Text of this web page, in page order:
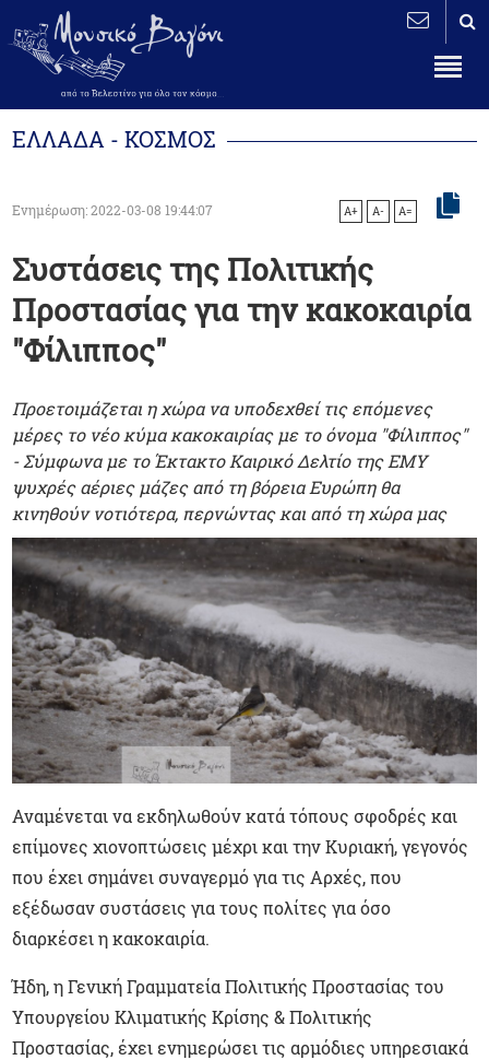
ΕΛΛΑΔΑ - ΚΟΣΜΟΣ
Ενημέρωση: 2022-03-08 19:44:07 A+ A- A=
Συστάσεις της Πολιτικής
Προστασίας για την κακοκαιρία
"Φίλιππος"
Προετοιμάζεται η χώρα να υποδεχθεί τις επόμενες
μέρες το νέο κύμα κακοκαιρίας με το όνομα "Φίλιππος"
- Σύμφωνα με το Έκτακτο Καιρικό Δελτίο της ΕΜΥ
ψυχρές αέριες μάζες από τη βόρεια Ευρώπη θα
κινηθούν νοτιότερα, περνώντας και από τη χώρα μας
Αναμένεται να εκδηλωθούν κατά τόπους σφοδρές και
επίμονες χιονοπτώσεις μέχρι και την Κυριακή, γεγονός
που έχει σημάνει συναγερμό για τις Αρχές, που
εξέδωσαν συστάσεις για τους πολίτες για όσο
διαρκέσει η κακοκαιρία.
Ήδη, η Γενική Γραμματεία Πολιτικής Προστασίας του
Υπουργείου Κλιματικής Κρίσης & Πολιτικής
Προστασίας, έχει ενημερώσει τις αρμόδιες υπηρεσιακά